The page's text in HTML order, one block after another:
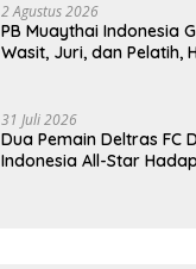
2 Agustus 2026
PB Muaythai Indonesia
Wasit, Juri, dan Pelatih,
31 Juli 2026
Dua Pemain Deltras FC
Indonesia All-Star